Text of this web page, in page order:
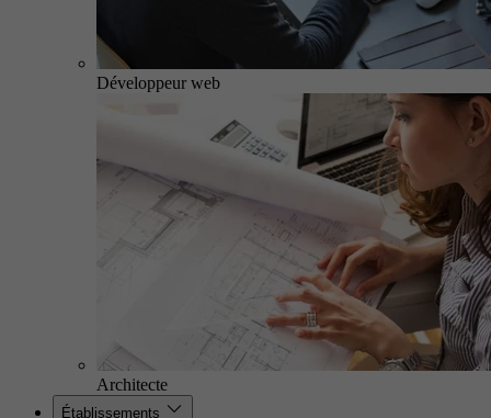
Développeur web
Architecte
Établissements